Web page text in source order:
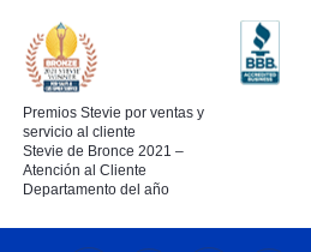
Premios Stevie por ventas y
servicio al cliente
Stevie de Bronce 2021 –
Atención al Cliente
Departamento del año